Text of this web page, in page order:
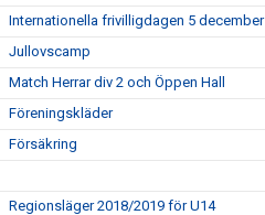
Internationella frivilligdagen 5 december
Jullovscamp
Match Herrar div 2 och Öppen Hall
Föreningskläder
Försäkring
Regionsläger 2018/2019 för U14